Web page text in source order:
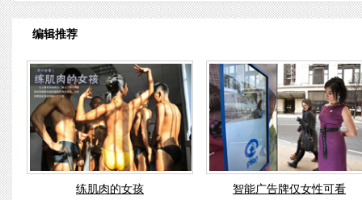
编辑推荐
练肌肉的女孩 智能广告牌仅女性可看